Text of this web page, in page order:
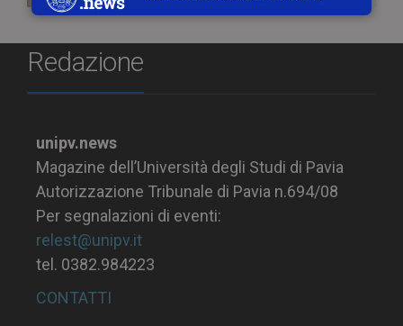
Redazione
unipv.news
Magazine dell’Università degli Studi di Pavia
Autorizzazione Tribunale di Pavia n.694/08
Per segnalazioni di eventi:
relest@unipv.it
tel. 0382.984223
CONTATTI